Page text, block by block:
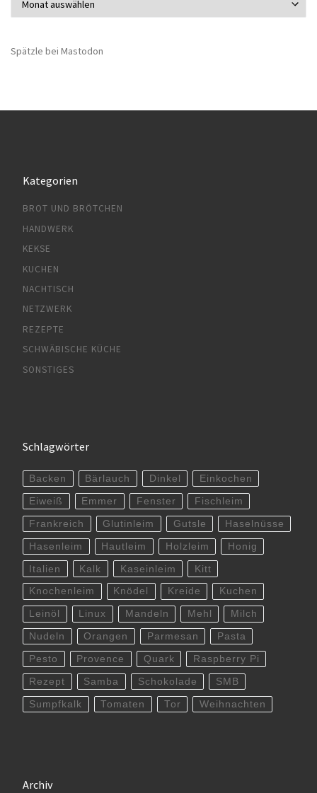
Spätzle bei Mastodon
Kategorien
BROT UND BRÖTCHEN
HANDWERK
KEKSE
KUCHEN
NACHTISCH
NETZWERK
REZEPTE
SCHWÄBISCHE KÜCHE
SONSTIGES
Schlagwörter
Backen Bärlauch Dinkel Einkochen
Eiweiß Emmer Fenster Fischleim
Frankreich Glutinleim Gutsle Haselnüsse
Hasenleim Hautleim Holzleim Honig
Italien Kalk Kaseinleim Kitt
Knochenleim Knödel Kreide Kuchen
Leinöl Linux Mandeln Mehl Milch
Nudeln Orangen Parmesan Pasta
Pesto Provence Quark Raspberry Pi
Rezept Samba Schokolade SMB
Sumpfkalk Tomaten Tor Weihnachten
Archiv